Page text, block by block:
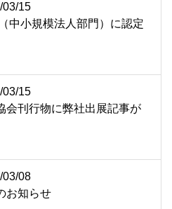
03/15
中小規模法人部門）に認定
03/15
会刊行物に弊社出展記事が
03/08
お知らせ